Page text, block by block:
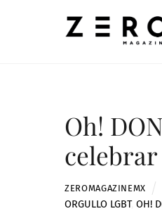
Oh!
ZEROMAGAZINEMX
ORGULLO LGBT, OH!